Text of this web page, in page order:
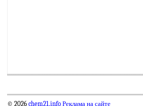
© 2026 chem21.info Реклама на сайте